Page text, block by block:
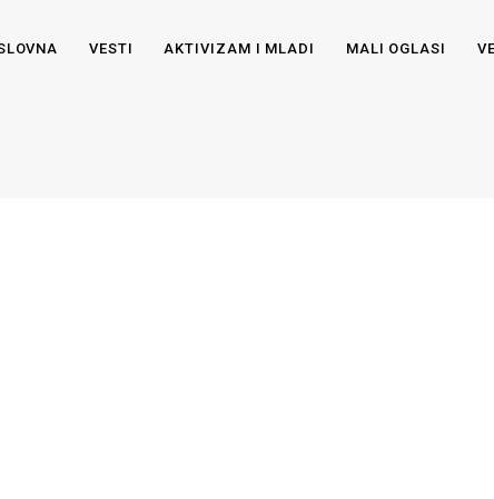
VESTI AKTIVIZAM I MLADI MALI OGLASI